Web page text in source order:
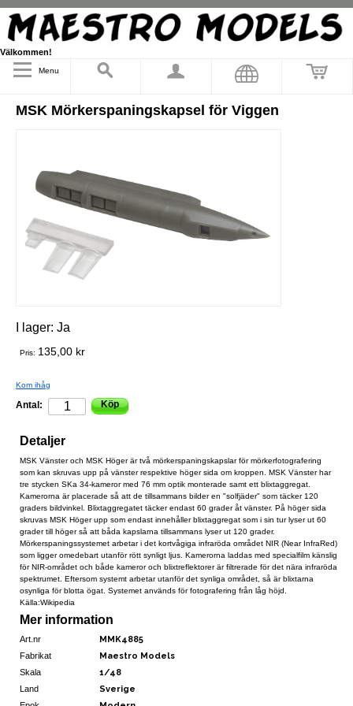
Välkommen!
Menu
MSK Mörkerspaningskapsel för Viggen
I lager: Ja
Pris: 135,00 kr
Kom ihåg
Antal: Köp
Detaljer
MSK Vänster och MSK Höger är två mörkerspaningskapslar för mörkerfotografering
som kan skruvas upp på vänster respektive höger sida om kroppen. MSK Vänster har
tre stycken SKa 34-kameror med 76 mm optik monterade samt ett blixtaggregat.
Kamerorna är placerade så att de tillsammans bilder en "solfjäder" som täcker 120
graders bildvinkel. Blixtaggregatet täcker endast 60 grader åt vänster. På höger sida
skruvas MSK Höger upp som endast innehåller blixtaggregat som i sin tur lyser ut 60
grader till höger så att båda kapslarna tillsammans lyser ut 120 grader.
Mörkerspaningssystemet arbetar i det kortvågiga infraröda området NIR (Near InfraRed)
som ligger omedebart utanför rött synligt ljus. Kamerorna laddas med specialfilm känslig
för NIR-området och både kameror och blixtreflektorer är filtrerade för det nära infraröda
spektrumet. Eftersom systemt arbetar utanför det synliga området, så är blixtarna
osynliga för blotta ögat. Systemet används för fotografering från låg höjd.
Källa:Wikipedia
Mer information
Art.nr MMK4885
Fabrikat Maestro Models
Skala 1/48
Land Sverige